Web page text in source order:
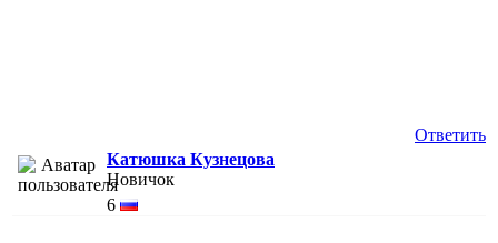
Ответить
Катюшка Кузнецова
Новичок
6